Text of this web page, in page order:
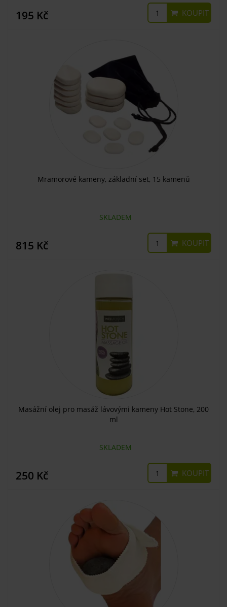
195 Kč KOUPIT
Mramorové kameny, základní set, 15 kamenů
SKLADEM
815 Kč KOUPIT
Masážní olej pro masáž lávovými kameny Hot Stone, 200
ml
SKLADEM
250 Kč KOUPIT